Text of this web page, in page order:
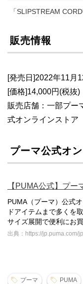
「SLIPSTREAM
販売情報
[発売日]2022年11月
[価格]14,000円(税抜)
販売店舗：一部プー
式オンラインストア
プーマ公式オ
【PUMA公式】プー
PUMA（プーマ）公式
ドアイテムまで多くを
サイズ展開で便利にお買
出典：https://jp.puma.com/
プーマ PUMA